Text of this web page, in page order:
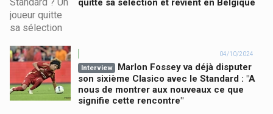
quitte sa sélection et revient en Belgique
04/10/2024
Interview
Marlon Fossey va déjà disputer
son sixième Clasico avec le Standard : "A
nous de montrer aux nouveaux ce que
signifie cette rencontre"